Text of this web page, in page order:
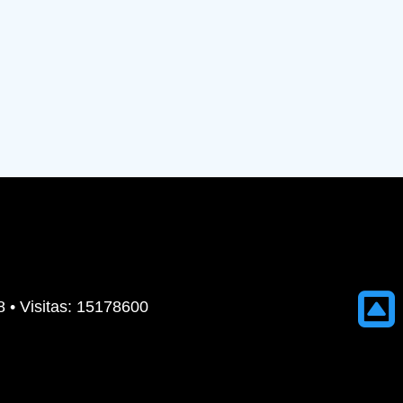
• Visitas: 15178600